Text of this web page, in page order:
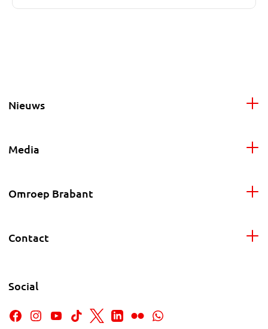
Nieuws
Media
Omroep Brabant
Contact
Social